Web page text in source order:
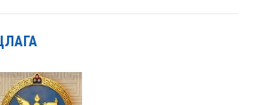
“Монгол Улсын хөгжлийн банк” ХХК-ийн